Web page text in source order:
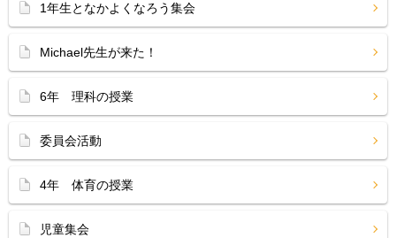
1年生となかよくなろう集会
Michael先生が来た！
6年 理科の授業
委員会活動
4年 体育の授業
児童集会